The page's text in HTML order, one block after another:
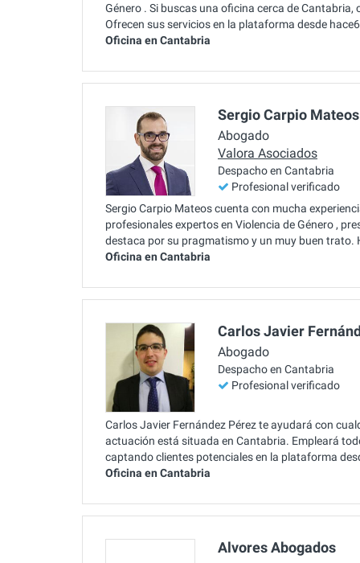
Género . Si buscas una oficina cerca de
Ofrecen sus servicios en la plataforma desde
Oficina en Cantabria
Sergio Carpio Mateos
Abogado
Valora Asociados
Despacho en Cantabria
Profesional verificado
Sergio Carpio Mateos cuenta con mucha
profesionales expertos en Violencia de Género ,
destaca por su pragmatismo y un muy buen trato.
Oficina en Cantabria
Carlos Javier
Abogado
Despacho en Cantabria
Profesional verificado
Carlos Javier Fernández Pérez te ayudará con
actuación está situada en Cantabria. Empleará
captando clientes potenciales en la plataforma
Oficina en Cantabria
Alvores Abogados